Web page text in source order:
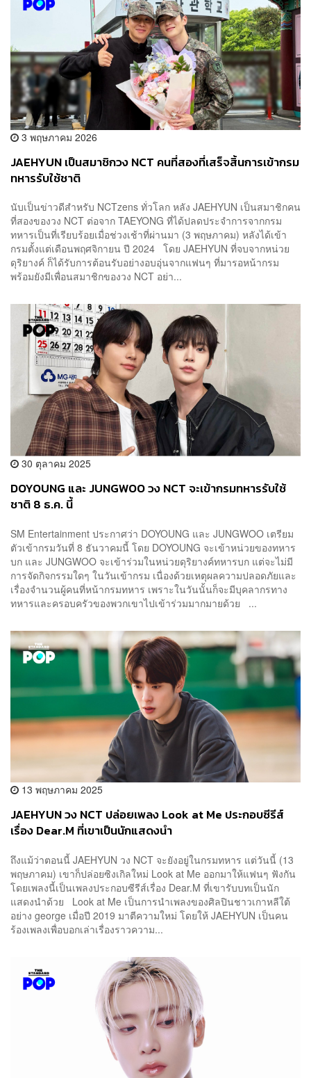
3 พฤษภาคม 2026
JAEHYUN เป็นสมาชิกวง NCT คนที่สองที่เสร็จสิ้นการเข้ากรม
ทหารรับใช้ชาติ
นับเป็นข่าวดีสำหรับ NCTzens ทั่วโลก หลัง JAEHYUN เป็นสมาชิกคน
ที่สองของวง NCT ต่อจาก TAEYONG ที่ได้ปลดประจำการจากกรม
ทหารเป็นที่เรียบร้อยเมื่อช่วงเช้าที่ผ่านมา (3 พฤษภาคม) หลังได้เข้า
กรมตั้งแต่เดือนพฤศจิกายน ปี 2024 โดย JAEHYUN ที่จบจากหน่วย
ดุริยางค์ ก็ได้รับการต้อนรับอย่างอบอุ่นจากแฟนๆ ที่มารอหน้ากรม
พร้อมยังมีเพื่อนสมาชิกของวง NCT อย่า...
30 ตุลาคม 2025
DOYOUNG และ JUNGWOO วง NCT จะเข้ากรมทหารรับใช้
ชาติ 8 ธ.ค. นี้
SM Entertainment ประกาศว่า DOYOUNG และ JUNGWOO เตรียม
ตัวเข้ากรมวันที่ 8 ธันวาคมนี้ โดย DOYOUNG จะเข้าหน่วยของทหาร
บก และ JUNGWOO จะเข้าร่วมในหน่วยดุริยางค์ทหารบก แต่จะไม่มี
การจัดกิจกรรมใดๆ ในวันเข้ากรม เนื่องด้วยเหตุผลความปลอดภัยและ
เรื่องจำนวนผู้คนที่หน้ากรมทหาร เพราะในวันนั้นก็จะมีบุคลากรทาง
ทหารและครอบครัวของพวกเขาไปเข้าร่วมมากมายด้วย ...
13 พฤษภาคม 2025
JAEHYUN วง NCT ปล่อยเพลง Look at Me ประกอบซีรีส์
เรื่อง Dear.M ที่เขาเป็นนักแสดงนำ
ถึงแม้ว่าตอนนี้ JAEHYUN วง NCT จะยังอยู่ในกรมทหาร แต่วันนี้ (13
พฤษภาคม) เขาก็ปล่อยซิงเกิลใหม่ Look at Me ออกมาให้แฟนๆ ฟังกัน
โดยเพลงนี้เป็นเพลงประกอบซีรีส์เรื่อง Dear.M ที่เขารับบทเป็นนัก
แสดงนำด้วย Look at Me เป็นการนำเพลงของศิลปินชาวเกาหลีใต้
อย่าง george เมื่อปี 2019 มาตีความใหม่ โดยให้ JAEHYUN เป็นคน
ร้องเพลงเพื่อบอกเล่าเรื่องราวความ...